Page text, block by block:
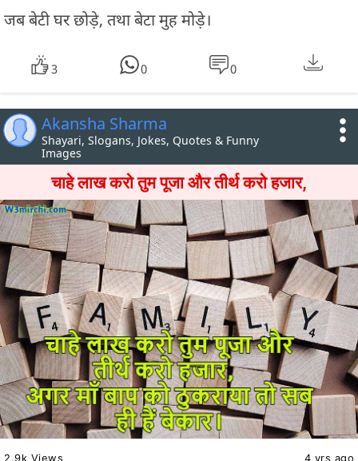
जब बेटी घर छोड़े, तथा बेटा मुह मोड़े।
3 0 0
Akansha Sharma
Shayari, Slogans, Jokes, Quotes & Funny
Images
चाहे लाख करो तुम पूजा और तीर्थ करो हजार,
2.9k Views 4 yrs ago